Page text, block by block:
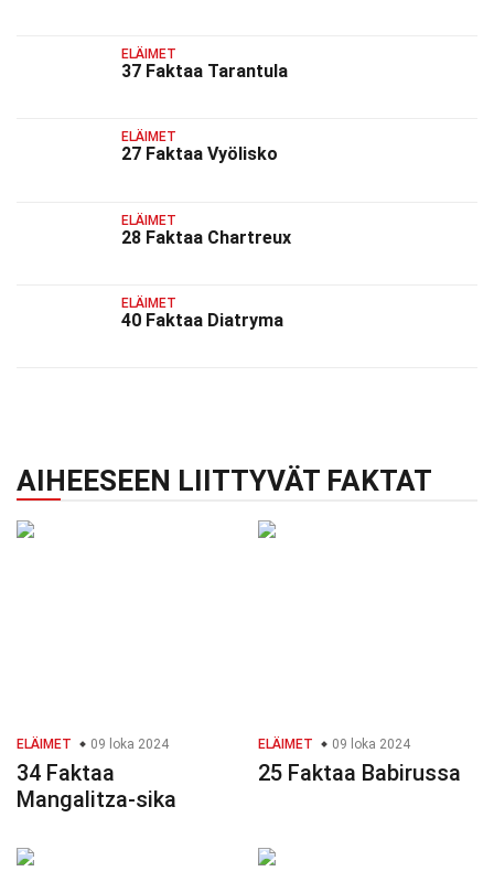
ELÄIMET
37 Faktaa Tarantula
ELÄIMET
27 Faktaa Vyölisko
ELÄIMET
28 Faktaa Chartreux
ELÄIMET
40 Faktaa Diatryma
AIHEESEEN LIITTYVÄT FAKTAT
ELÄIMET 09 loka 2024
34 Faktaa
Mangalitza-sika
ELÄIMET 09 loka 2024
25 Faktaa Babirussa